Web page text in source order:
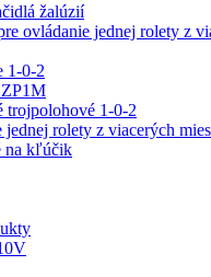
žalúzií
ovládanie jednej rolety z
1-0-2
trojpolohové 1-0-2
rolety z viacerých
na kľúčik